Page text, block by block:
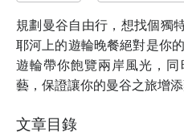
規劃曼谷自由行，想找個獨
耶河上的遊輪晚餐絕對是你
遊輪帶你飽覽兩岸風光，
藝，保證讓你的曼谷之旅增添
文章目錄